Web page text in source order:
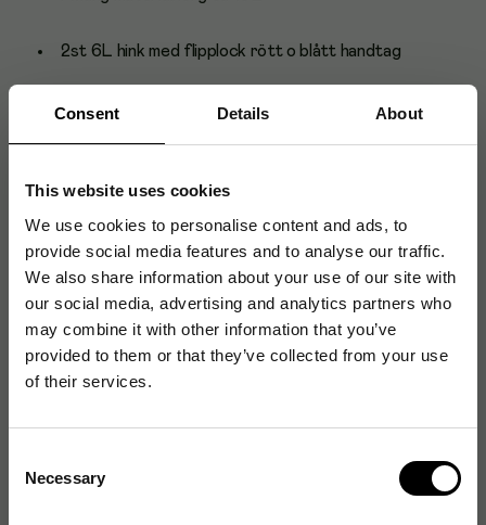
Consent Details About
This website uses cookies
We use cookies to personalise content and ads, to
provide social media features and to analyse our traffic.
We also share information about your use of our site with
our social media, advertising and analytics partners who
may combine it with other information that you’ve
provided to them or that they’ve collected from your use
of their services.
Selection
Necessary
2st 6L hink med flipplock rött o blått handtag
Fällbar säckhållare och säckhylla
Plats för ett skaft och stativ
100mm lättrullade hjul varav ett med totalbroms
Mått (LxBxH): 940x390x1020mm
Svensktillverkad